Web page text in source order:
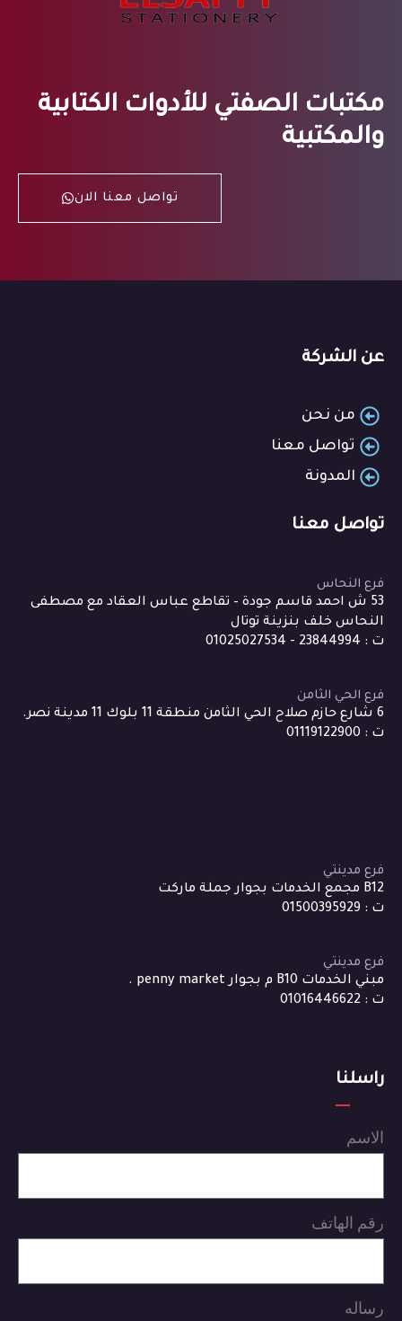
مكتبات الصفتي للأدوات الكتابية
والمكتبية
تواصل معنا الان
عن الشركة
من نحن
تواصل معنا
المدونة
تواصل معنا
فرع النحاس
53 ش احمد قاسم جودة – تقاطع عباس العقاد مع مصطفى
النحاس خلف بنزينة توتال
ت : 23844994 - 01025027534
فرع الحي الثامن
6 شارع حازم صلاح الحي الثامن منطقة 11 بلوك 11 مدينة نصر.
ت : 01119122900
فرع مدينتي
B12 مجمع الخدمات بجوار جملة ماركت
ت : 01500395929
فرع مدينتي
مبني الخدمات B10 م بجوار penny market .
ت : 01016446622
راسلنا
الاسم
رقم الهاتف
رساله